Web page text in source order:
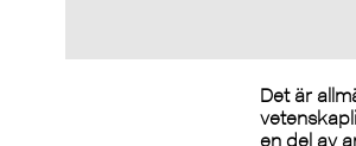
Det är
en del av